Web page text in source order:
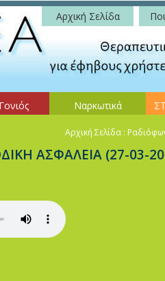
Αρχική Σελίδα
Ναρκωτικά
Αρχική Σελίδα :
ΑΣΦΑΛΕΙΑ (27-03-